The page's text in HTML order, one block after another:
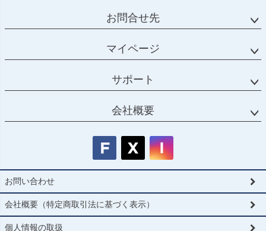
お問合せ先
マイページ
サポート
会社概要
お問い合わせ
会社概要（特定商取引法に基づく表示）
個人情報の取扱